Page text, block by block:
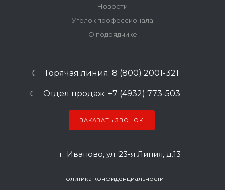
Новости
Уголок профессионала
О подрядчике
Горячая линия: 8 (800) 2001-321
Отдел продаж: +7 (4932) 773-503
ЗАКАЗАТЬ ЗВОНОК
г. Иваново, ул. 23-я Линия, д.13
Политика конфиденциальности